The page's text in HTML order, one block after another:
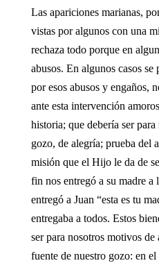
Las apariciones marianas,
vistas por algunos con una
rechaza todo porque en
abusos. En algunos casos se
por esos abusos y engaños,
ante esta intervención
historia; que debería ser
gozo, de alegría; prueba del
misión que el Hijo le da de
fin nos entregó a su madre a
entregó a Juan “esta es tu
entregaba a todos. Estos
ser para nosotros motivos
fuente de nuestro gozo: en